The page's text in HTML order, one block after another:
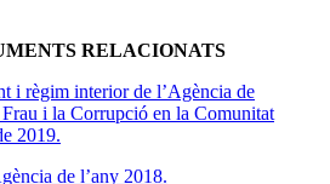
RELACIONATS
i règim interior de l’Agència de
i la Corrupció en la Comunitat
2019.
de l’any 2018.